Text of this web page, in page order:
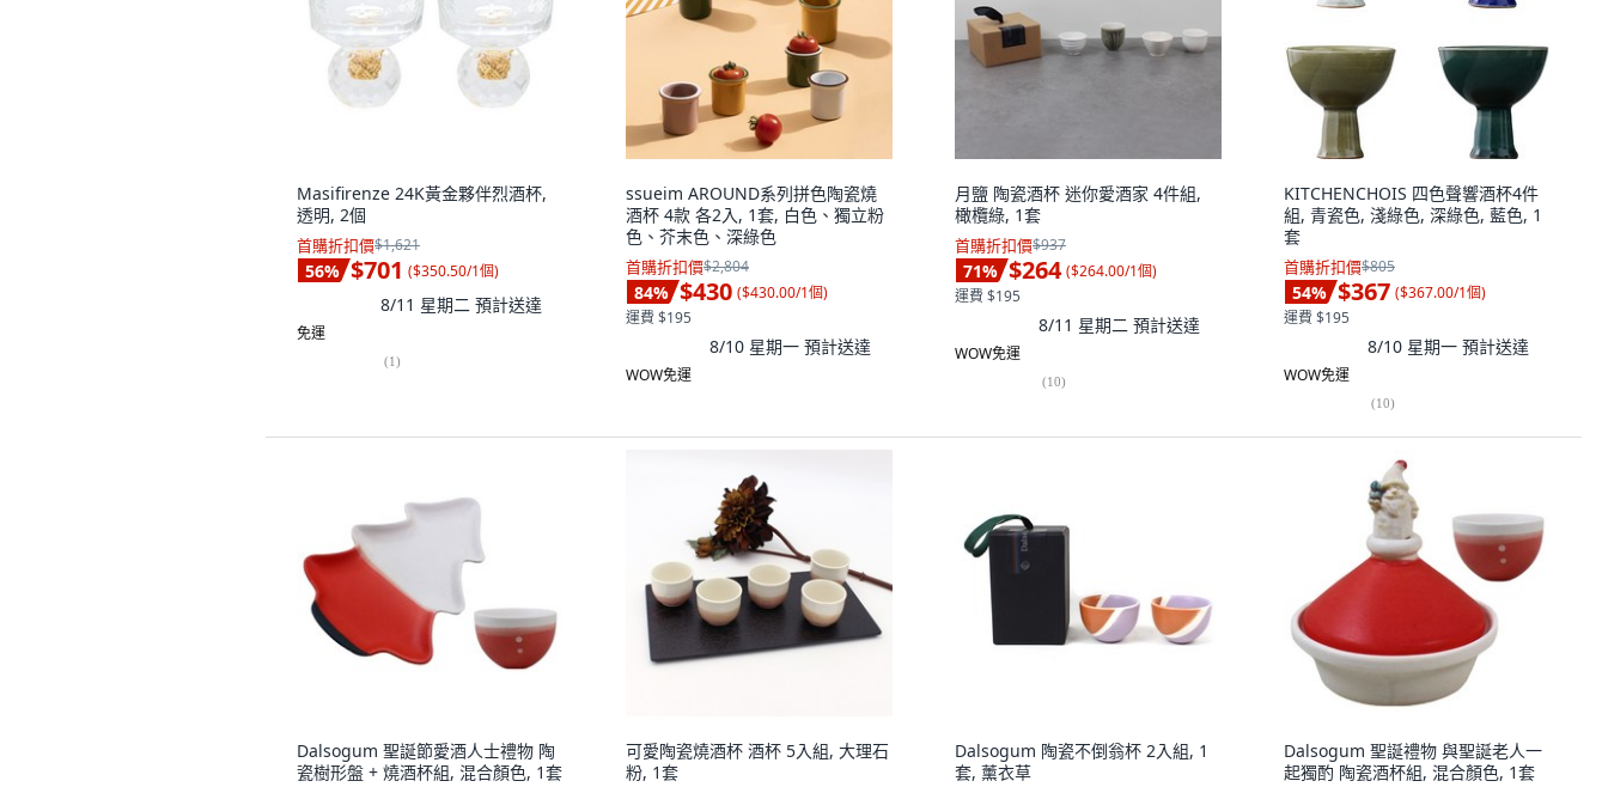
Masifirenze 24K黃金夥伴烈酒杯,
透明, 2個
首購折扣價$1,621
56% $701 ($350.50/1個)
8/11 星期二 預計送達
免運
(1)
ssueim AROUND系列拼色陶瓷燒
酒杯 4款 各2入, 1套, 白色、獨立粉
色、芥末色、深綠色
首購折扣價$2,804
84% $430 ($430.00/1個)
運費 $195
8/10 星期一 預計送達
WOW免運
月鹽 陶瓷酒杯 迷你愛酒家 4件組,
橄欖綠, 1套
首購折扣價$937
71% $264 ($264.00/1個)
運費 $195
8/11 星期二 預計送達
WOW免運
(10)
KITCHENCHOIS 四色聲響酒杯4件
組, 青瓷色, 淺綠色, 深綠色, 藍色, 1
套
首購折扣價$805
54% $367 ($367.00/1個)
運費 $195
8/10 星期一 預計送達
WOW免運
(10)
Dalsogum 聖誕節愛酒人士禮物 陶
瓷樹形盤 + 燒酒杯組, 混合顏色, 1套
可愛陶瓷燒酒杯 酒杯 5入組, 大理石
粉, 1套
Dalsogum 陶瓷不倒翁杯 2入組, 1
套, 薰衣草
Dalsogum 聖誕禮物 與聖誕老人一
起獨酌 陶瓷酒杯組, 混合顏色, 1套